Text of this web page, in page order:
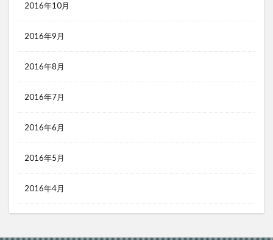
2016年10月
2016年9月
2016年8月
2016年7月
2016年6月
2016年5月
2016年4月